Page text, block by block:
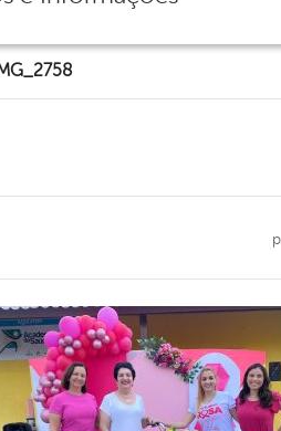
de navegação